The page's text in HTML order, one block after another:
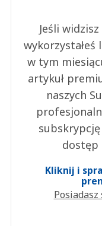
Jeśli
wykorzystałeś
w tym
artykuł
naszych
dostęp
Kliknij i